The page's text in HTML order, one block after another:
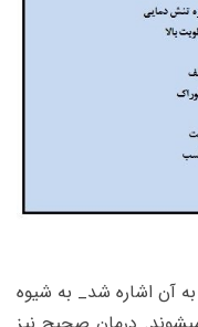
آن اشاره شد_ به شیوه